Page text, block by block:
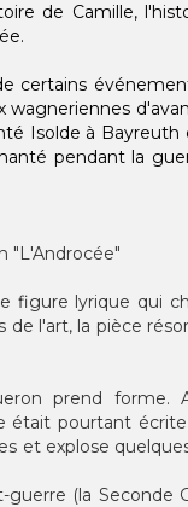
de Camille,
certains
Isolde à
pendant la
"L'Androcée"
figure lyrique qui
de l'art, la pièce
prend forme.
était pourtant
et explose
(la Seconde